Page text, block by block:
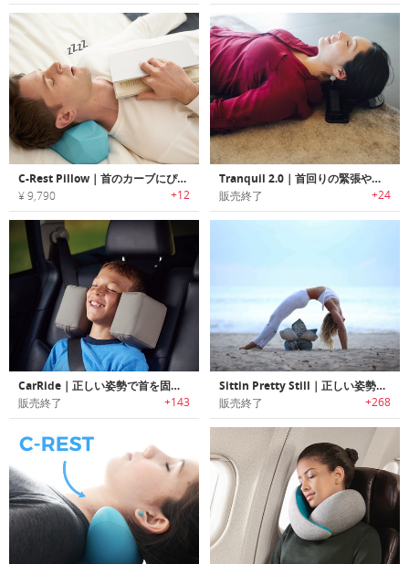
C-Rest Pillow｜首のカーブにぴったりフィットする多角形デザインリラックスピロー「Cレストピロー」
¥ 9,790 +12
Tranquil 2.0｜首回りの緊張やストレスを和らげるネックサポーター「トランキル2.0」
販売終了 +24
CarRide｜正しい姿勢で首を固定する車内・キッズ用ネックサポートクッション
販売終了 +143
Sittin Pretty Still｜正しい姿勢で膝と腰をサポートするヨガ/瞑想用クッション「シッティンプリティスティル」
販売終了 +268